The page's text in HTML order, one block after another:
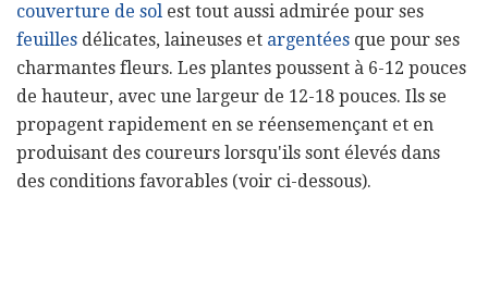
couverture de sol est tout aussi admirée pour ses
feuilles délicates, laineuses et argentées que pour ses
charmantes fleurs. Les plantes poussent à 6-12 pouces
de hauteur, avec une largeur de 12-18 pouces. Ils se
propagent rapidement en se réensemençant et en
produisant des coureurs lorsqu'ils sont élevés dans
des conditions favorables (voir ci-dessous).